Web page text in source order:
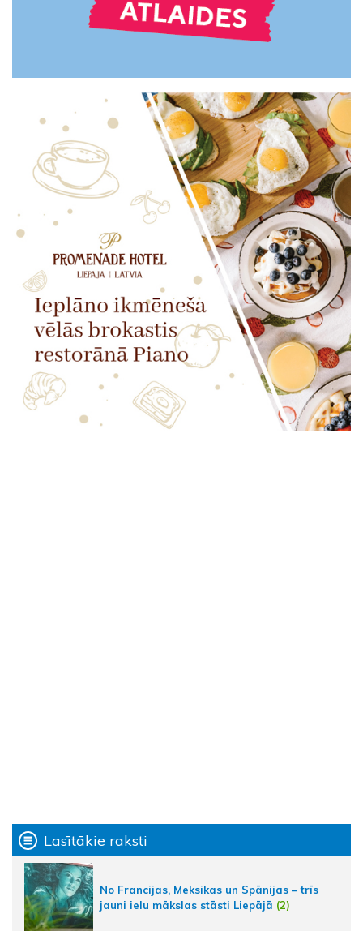
Lasītākie raksti
No Francijas, Meksikas un Spānijas – trīs
jauni ielu mākslas stāsti Liepājā (2)